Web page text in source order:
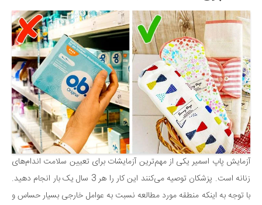
آزمایش پاپ اسمیر یکی از مهم‌ترین آزمایشات برای تعیین سلامت اندام‌های
زنانه است. پزشکان توصیه می‌کنند این کار را هر 3 سال یک بار انجام دهید.
با توجه به اینکه منطقه مورد مطالعه نسبت به عوامل خارجی بسیار حساس و